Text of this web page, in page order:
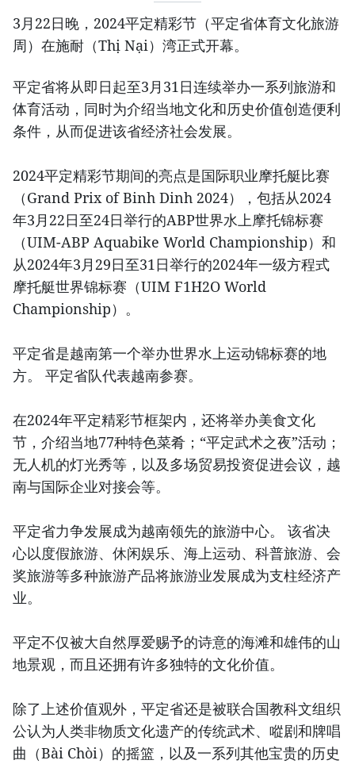
3月22日晚，2024平定精彩节（平定省体育文化旅游
周）在施耐（Thị Nại）湾正式开幕。
平定省将从即日起至3月31日连续举办一系列旅游和
体育活动，同时为介绍当地文化和历史价值创造便利
条件，从而促进该省经济社会发展。
2024平定精彩节期间的亮点是国际职业摩托艇比赛
（Grand Prix of Binh Dinh 2024），包括从2024
年3月22日至24日举行的ABP世界水上摩托锦标赛
（UIM-ABP Aquabike World Championship）和
从2024年3月29日至31日举行的2024年一级方程式
摩托艇世界锦标赛（UIM F1H2O World
Championship）。
平定省是越南第一个举办世界水上运动锦标赛的地
方。 平定省队代表越南参赛。
在2024年平定精彩节框架内，还将举办美食文化
节，介绍当地77种特色菜肴；“平定武术之夜”活动；
无人机的灯光秀等，以及多场贸易投资促进会议，越
南与国际企业对接会等。
平定省力争发展成为越南领先的旅游中心。 该省决
心以度假旅游、休闲娱乐、海上运动、科普旅游、会
奖旅游等多种旅游产品将旅游业发展成为支柱经济产
业。
平定不仅被大自然厚爱赐予的诗意的海滩和雄伟的山
地景观，而且还拥有许多独特的文化价值。
除了上述价值观外，平定省还是被联合国教科文组织
公认为人类非物质文化遗产的传统武术、㗰剧和牌唱
曲（Bài Chòi）的摇篮，以及一系列其他宝贵的历史